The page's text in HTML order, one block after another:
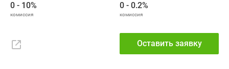
0 - 10% 0 - 0.2%
Оставить заявку